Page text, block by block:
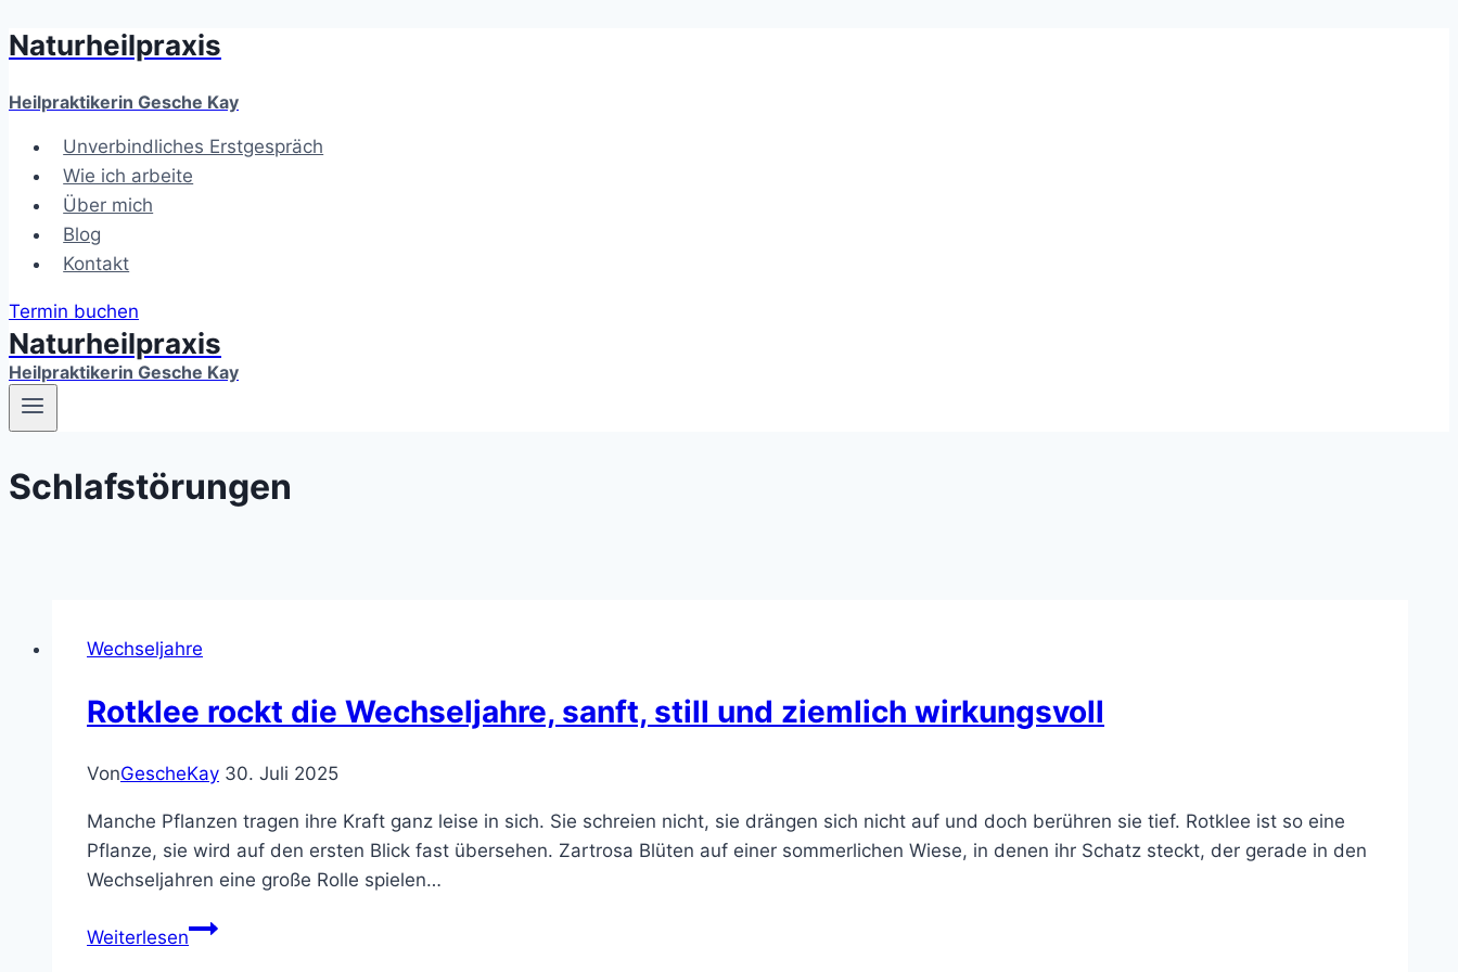
Zum
springen
Naturheilpraxis
Heilpraktikerin Gesche Kay
Unverbindliches Erstgespräch
Wie ich arbeite
Über mich
Blog
Kontakt
Termin buchen
Naturheilpraxis
Heilpraktikerin Gesche Kay
Schlafstörungen
Wechseljahre
Rotklee rockt die Wechseljahre, sanft, still und ziemlich wirkungsvoll
VonGescheKay 30. Juli 2025
Manche Pflanzen tragen ihre Kraft ganz leise in sich. Sie schreien nicht, sie drängen sich nicht auf und doch berühren sie tief. Rotklee ist so eine
Pflanze, sie wird auf den ersten Blick fast übersehen. Zartrosa Blüten auf einer sommerlichen Wiese, in denen ihr Schatz steckt, der gerade in den
Wechseljahren eine große Rolle spielen…
WeiterlesenRotklee